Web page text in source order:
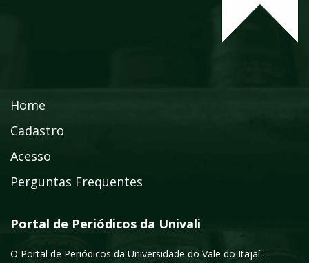
Home
Cadastro
Acesso
Perguntas Frequentes
Portal de Periódicos da Univali
O Portal de Periódicos da Universidade do Vale do Itajaí –